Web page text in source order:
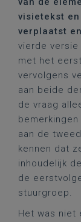
visietekst
verplaatst
vierde versie
met het
vervolgens
aan beide
de vraag
aan de
kennen dat
inhoudelijk
de
stuurgroep.
Het was niet